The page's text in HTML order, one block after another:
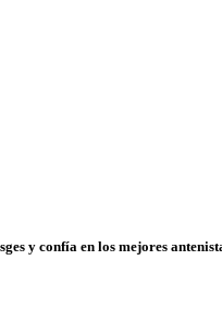
y confía en los mejores